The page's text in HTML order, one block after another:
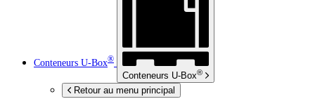
Conteneurs U-Box®
Conteneurs U-Box®
Retour au menu principal